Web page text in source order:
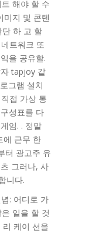
해야 할 수
미지 및 콘텐
단 하 고 할
트워크 또
을 공유할.
tapjoy 같
그램 설치
접 가상 통
성표를 다
임. . 정말
에 근무 한
터 광고주 유
그러나, 사
니다.
: 어디로 가
일을 할 것
케이 션을